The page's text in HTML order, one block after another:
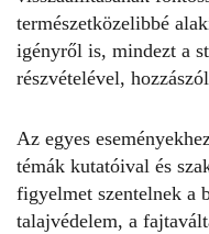
természetközelibbé
igényről is, mindezt a
részvételével,
Az egyes
témák kutatóival és
figyelmet szentelnek a
talajvédelem, a